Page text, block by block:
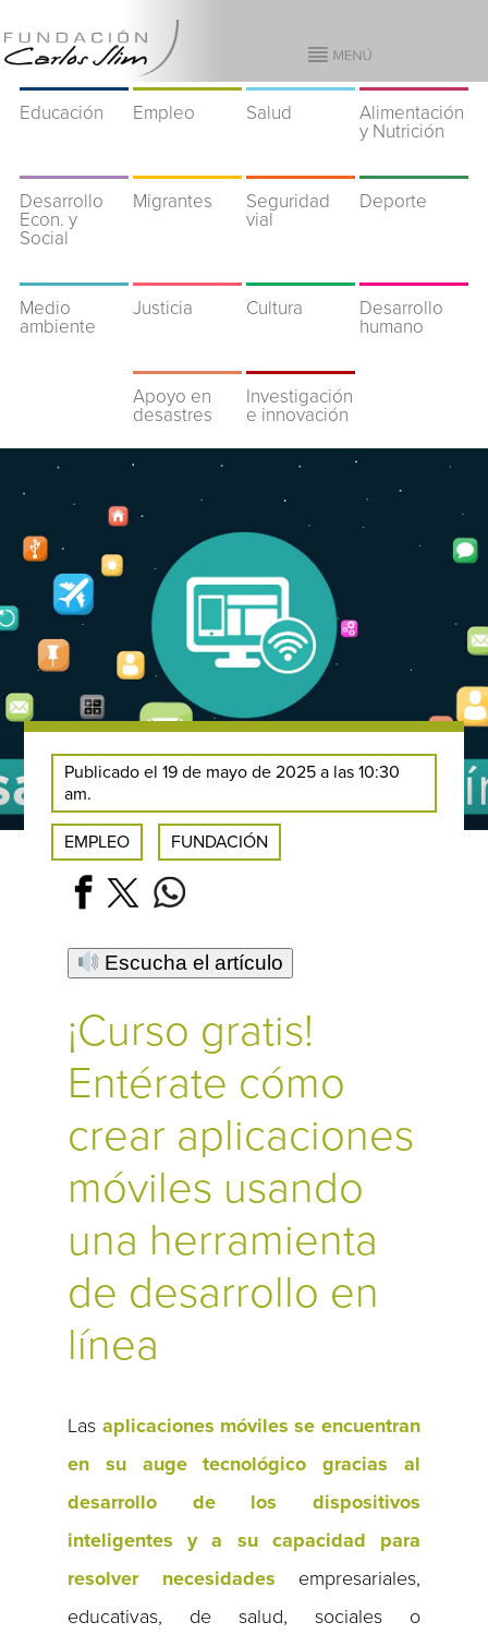
Educación Empleo Salud
Alimentación
y Nutrición
Desarrollo
Econ. y
Social
Migrantes
Seguridad
vial
Deporte
Medio
ambiente
Justicia Cultura
Desarrollo
humano
Apoyo en
desastres
Investigación
e innovación
Publicado el 19 de mayo de 2025 a las 10:30
am.
EMPLEO FUNDACIÓN
Escucha el artículo
¡Curso gratis!
Entérate cómo
crear aplicaciones
móviles usando
una herramienta
de desarrollo en
línea
Las aplicaciones móviles se encuentran
en su auge tecnológico gracias al
desarrollo de los dispositivos
inteligentes y a su capacidad para
resolver necesidades empresariales,
educativas, de salud, sociales o